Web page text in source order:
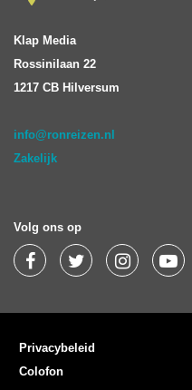
Klap Media
Rossinilaan 22
1217 CB Hilversum
info@ronreizen.nl
Zakelijk
Volg ons op
Privacybeleid
Colofon